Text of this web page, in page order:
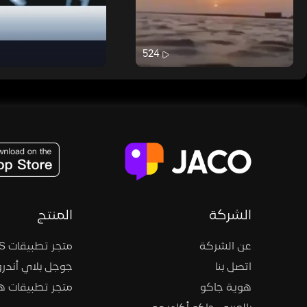
524
الشركة
عن الشركة
اتصل بنا
هوية جاكو
المنتج
متجر تطبيقات iOS
جوجل بلاي
متجر تطبيقات